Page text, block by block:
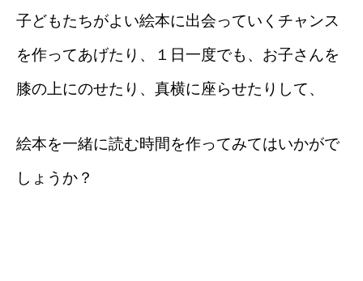
子どもたちがよい絵本に出会っていくチャンス
を作ってあげたり、１日一度でも、お子さんを
膝の上にのせたり、真横に座らせたりして、
絵本を一緒に読む時間を作ってみてはいかがで
しょうか？